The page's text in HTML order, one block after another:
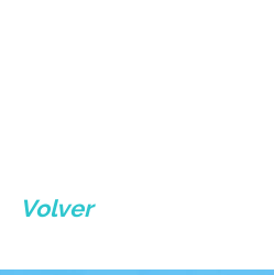
Volver